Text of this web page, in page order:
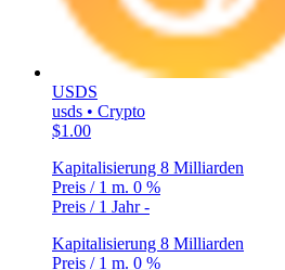
USDS
usds • Crypto
$1.00
Kapitalisierung 8 Milliarden
Preis / 1 m. 0 %
Preis / 1 Jahr-
Kapitalisierung 8 Milliarden
Preis / 1 m. 0 %